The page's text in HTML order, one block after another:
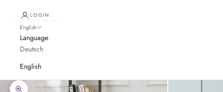
LOGIN
English
Language
Deutsch
English